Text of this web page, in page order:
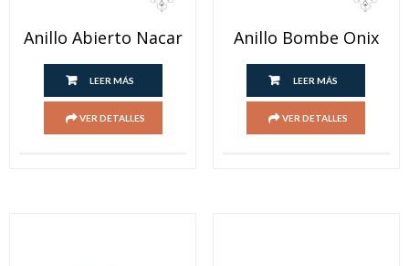
Anillo Abierto Nacar
LEER MÁS
VER DETALLES
Anillo Bombe Onix
LEER MÁS
VER DETALLES